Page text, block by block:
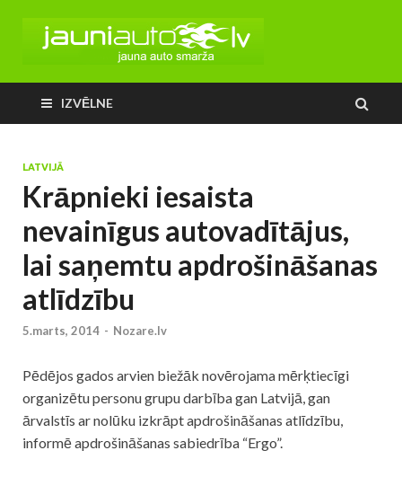
IZVĒLNE
LATVIJĀ
Krāpnieki iesaista
nevainīgus autovadītājus,
lai saņemtu apdrošināšanas
atlīdzību
5.marts, 2014 - Nozare.lv
Pēdējos gados arvien biežāk novērojama mērķtiecīgi
organizētu personu grupu darbība gan Latvijā, gan
ārvalstīs ar nolūku izkrāpt apdrošināšanas atlīdzību,
informē apdrošināšanas sabiedrība “Ergo”.